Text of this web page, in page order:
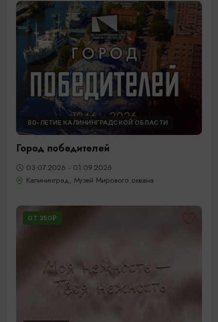
80-ЛЕТИЕ КАЛИНИНГРАДСКОЙ ОБЛАСТИ
Город победителей
03.07.2026 - 01.09.2026
Калининград, Музей Мирового океана
ОТ 350₽